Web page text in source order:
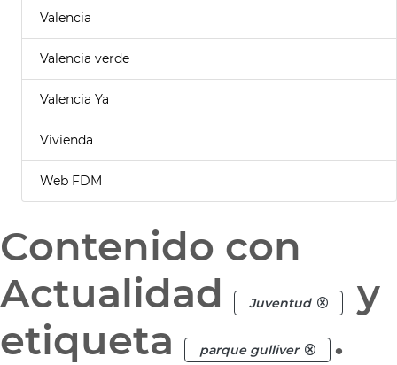
Valencia
Valencia verde
Valencia Ya
Vivienda
Web FDM
Contenido con
Actualidad
Juventud
y
etiqueta
parque gulliver .